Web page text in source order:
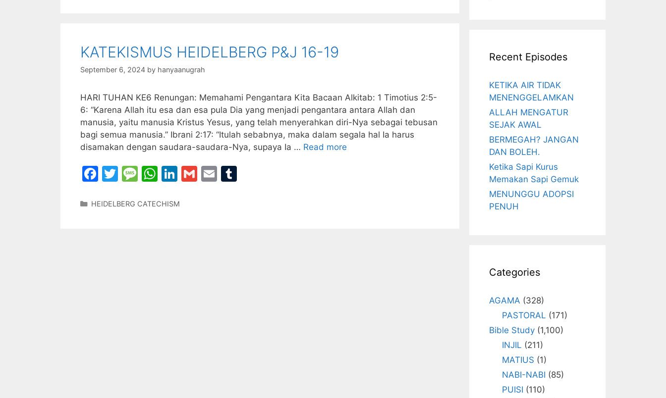
o
k
e p
KATEKISMUS HEIDELBERG P&J 16-19
September 6, 2024 by hanyaanugrah
HARI TUHAN KE6 Renungan: Memahami Pengantara Kita Bacaan Alkitab: 1 Timotius 2:5-
6: “Karena Allah itu esa dan esa pula Dia yang menjadi pengantara antara Allah dan
manusia, yaitu manusia Kristus Yesus, yang telah menyerahkan diri-Nya sebagai tebusan
bagi semua manusia.” Ibrani 2:17: “Itulah sebabnya, maka dalam segala hal Ia harus
disamakan dengan saudara-saudara-Nya, supaya Ia … Read more
F
c
T
itt
M
s
W
at
Li
k
G
E
Categories
HEIDELBERG CATECHISM
Recent Episodes
KETIKA AIR TIDAK
MENENGGELAMKAN
ALLAH MENGATUR
SEJAK AWAL
BERMEGAH? JANGAN
DAN BOLEH.
Ketika Sapi Kurus
Memakan Sapi Gemuk
MENUNGGU ADOPSI
PENUH
Categories
AGAMA (328)
PASTORAL (171)
Bible Study (1,100)
INJIL (211)
MATIUS (1)
NABI-NABI (85)
PUISI (110)